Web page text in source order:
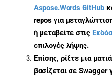
Aspose.Words GitHub
repos για
ή μεταβείτε στις
επιλογές λήψης.
Επίσης, ρίξτε μια
βασίζεται σε Swagger